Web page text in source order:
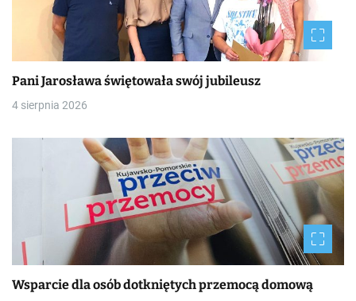
Pani Jarosława świętowała swój jubileusz
4 sierpnia 2026
Wsparcie dla osób dotkniętych przemocą domową